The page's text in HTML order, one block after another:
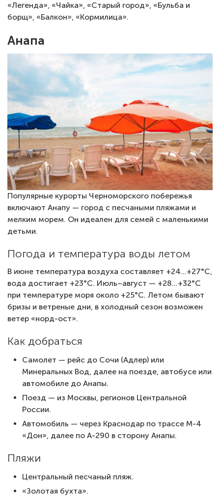
«Легенда», «Чайка», «Старый город», «Бульба и
борщ», «Балкон», «Кормилица».
Анапа
Популярные курорты Черноморского побережья
включают Анапу — город с песчаными пляжами и
мелким морем. Он идеален для семей с маленькими
детьми.
Погода и температура воды летом
В июне температура воздуха составляет +24…+27°C,
вода достигает +23°C. Июль–август — +28…+32°C
при температуре моря около +25°C. Летом бывают
бризы и ветреные дни, в холодный сезон возможен
ветер «норд-ост».
Как добраться
Самолет — рейс до Сочи (Адлер) или
Минеральных Вод, далее на поезде, автобусе или
автомобиле до Анапы.
Поезд — из Москвы, регионов Центральной
России.
Автомобиль — через Краснодар по трассе М-4
«Дон», далее по А-290 в сторону Анапы.
Пляжи
Центральный песчаный пляж.
«Золотая бухта».